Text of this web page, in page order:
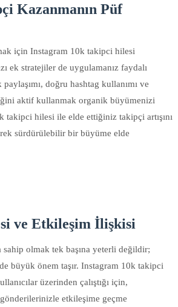
Kazanmanın Püf
için Instagram 10k takipci hilesi
ek stratejiler de uygulamanız faydalı
doğru hashtag kullanımı ve
aktif kullanmak organik büyümenizi
takipci hilesi ile elde ettiğiniz takipçi artışını
sürdürülebilir bir büyüme elde
ve Etkileşim İlişkisi
sahip olmak tek başına yeterli değildir;
büyük önem taşır. Instagram 10k takipci
üzerinden çalıştığı için,
etkileşime geçme